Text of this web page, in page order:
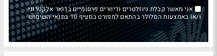
אני מאשר קבלת ניוזלטרים ודיוורים פרסומיים בדואר אלקטרוני
ו/או באמצעות הסלולר בהתאם למפורט בסעיף 10 בתנאי השימוש